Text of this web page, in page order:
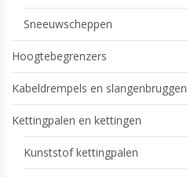
Sneeuwscheppen
Hoogtebegrenzers
Kabeldrempels en slangenbruggen
Kettingpalen en kettingen
Kunststof kettingpalen